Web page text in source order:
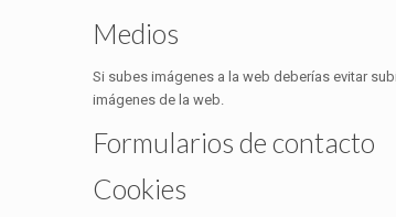
Medios
Si subes imágenes a la web deberías evitar
imágenes de la web.
Formularios de contacto
Cookies